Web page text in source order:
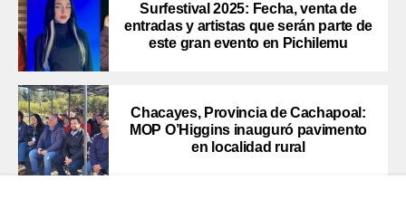
Surfestival 2025: Fecha, venta de
entradas y artistas que serán parte de
este gran evento en Pichilemu
Chacayes, Provincia de Cachapoal:
MOP O’Higgins inauguró pavimento
en localidad rural